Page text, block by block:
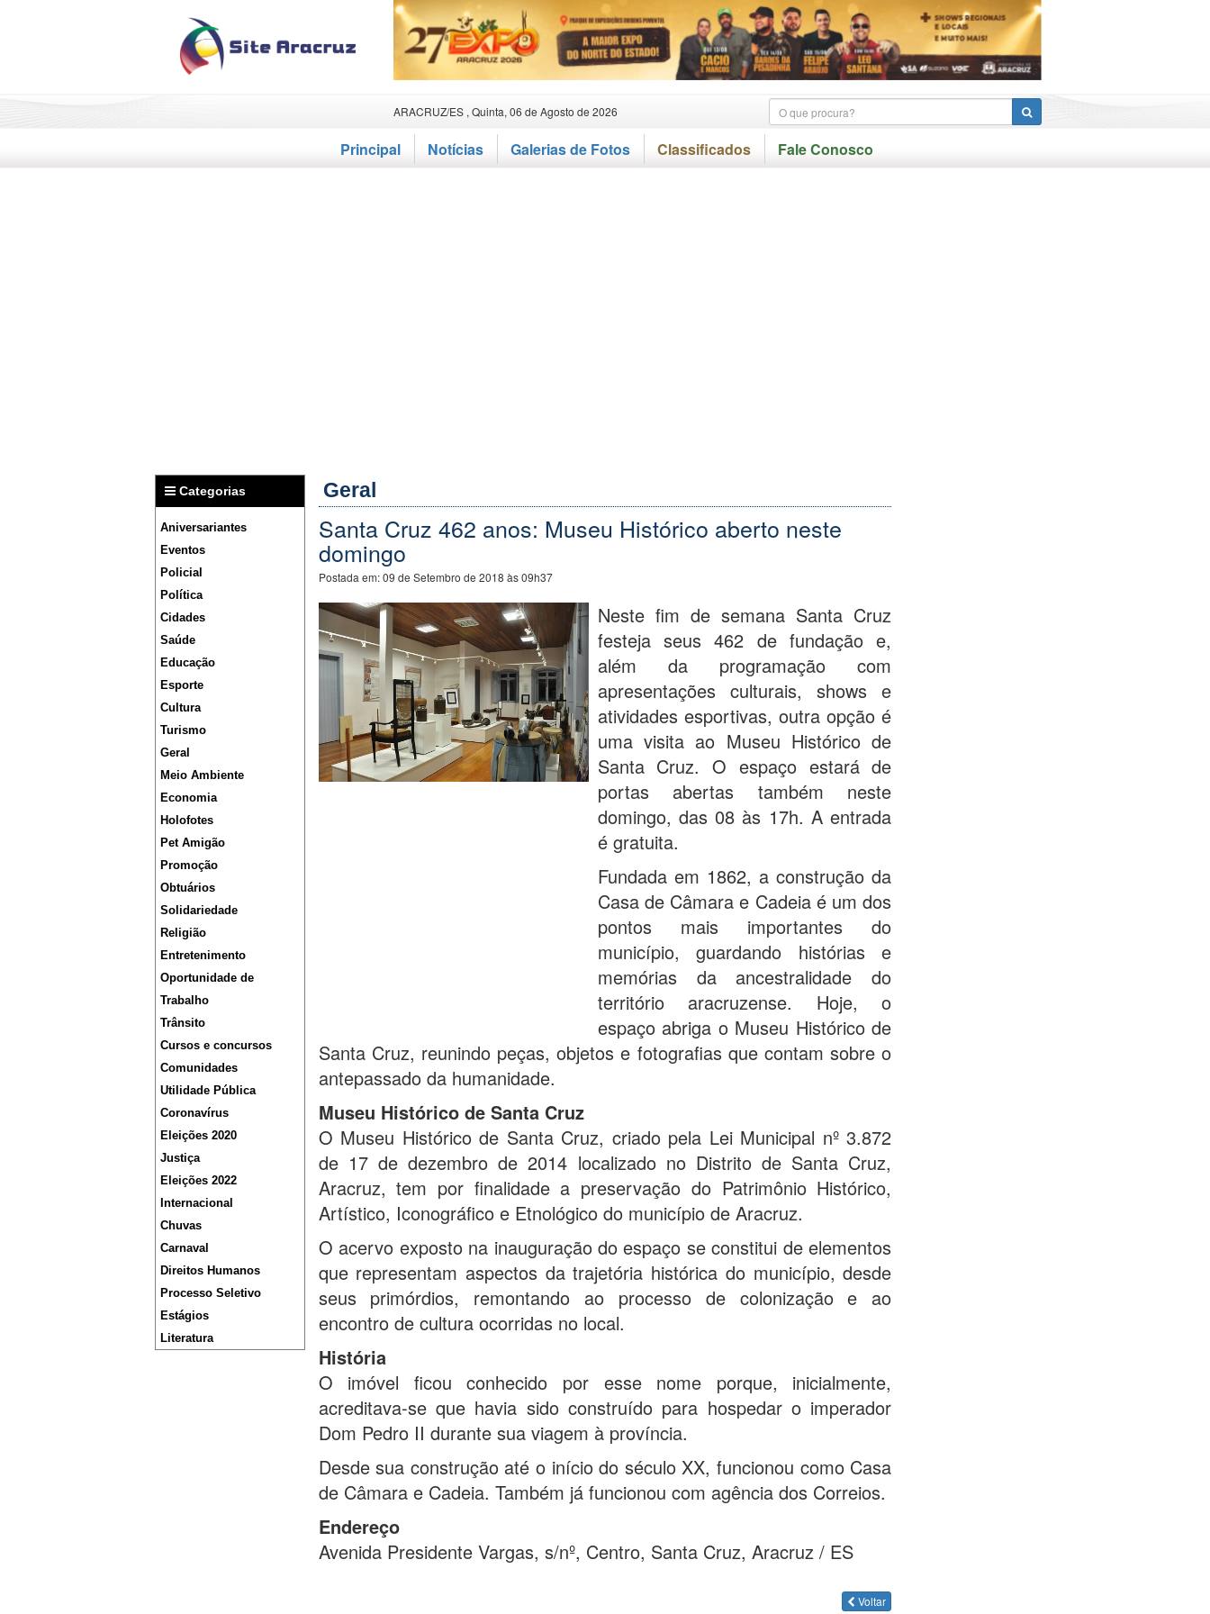
ARACRUZ/ES , Quinta, 06 de Agosto de 2026
Principal Notícias Galerias de Fotos Classificados Fale Conosco
Categorias
Aniversariantes
Eventos
Policial
Política
Cidades
Saúde
Educação
Esporte
Cultura
Turismo
Geral
Meio Ambiente
Economia
Holofotes
Pet Amigão
Promoção
Obtuários
Solidariedade
Religião
Entretenimento
Oportunidade de
Trabalho
Trânsito
Cursos e concursos
Comunidades
Utilidade Pública
Coronavírus
Eleições 2020
Justiça
Eleições 2022
Internacional
Chuvas
Carnaval
Direitos Humanos
Processo Seletivo
Estágios
Literatura
Geral
Santa Cruz 462 anos: Museu Histórico aberto neste
domingo
Postada em:09 de Setembro de 2018 às 09h37
Neste fim de semana Santa Cruz
festeja seus 462 de fundação e,
além da programação com
apresentações culturais, shows e
atividades esportivas, outra opção é
uma visita ao Museu Histórico de
Santa Cruz. O espaço estará de
portas abertas também neste
domingo, das 08 às 17h. A entrada
é gratuita.
Fundada em 1862, a construção da
Casa de Câmara e Cadeia é um dos
pontos mais importantes do
município, guardando histórias e
memórias da ancestralidade do
território aracruzense. Hoje, o
espaço abriga o Museu Histórico de
Santa Cruz, reunindo peças, objetos e fotografias que contam sobre o
antepassado da humanidade.
Museu Histórico de Santa Cruz
O Museu Histórico de Santa Cruz, criado pela Lei Municipal nº 3.872
de 17 de dezembro de 2014 localizado no Distrito de Santa Cruz,
Aracruz, tem por finalidade a preservação do Patrimônio Histórico,
Artístico, Iconográfico e Etnológico do município de Aracruz.
O acervo exposto na inauguração do espaço se constitui de elementos
que representam aspectos da trajetória histórica do município, desde
seus primórdios, remontando ao processo de colonização e ao
encontro de cultura ocorridas no local.
História
O imóvel ficou conhecido por esse nome porque, inicialmente,
acreditava-se que havia sido construído para hospedar o imperador
Dom Pedro II durante sua viagem à província.
Desde sua construção até o início do século XX, funcionou como Casa
de Câmara e Cadeia. Também já funcionou com agência dos Correios.
Endereço
Avenida Presidente Vargas, s/nº, Centro, Santa Cruz, Aracruz / ES
Voltar